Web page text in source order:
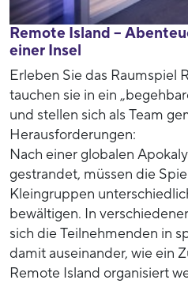
Remote Island –
einer Insel
Erleben Sie das Raumspiel
tauchen sie in ein
und stellen sich als Team
Herausforderungen:
Nach einer globalen
gestrandet, müssen die
Kleingruppen
bewältigen. In
sich die Teilnehmenden in
damit auseinander, wie ein
Remote Island organisiert